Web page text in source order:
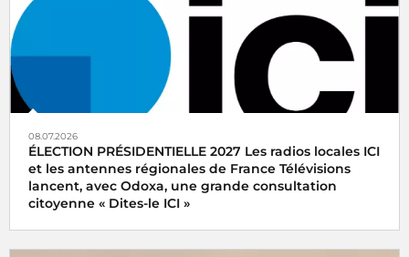
08.07.2026
ÉLECTION PRÉSIDENTIELLE 2027 Les radios locales ICI
et les antennes régionales de France Télévisions
lancent, avec Odoxa, une grande consultation
citoyenne « Dites-le ICI »